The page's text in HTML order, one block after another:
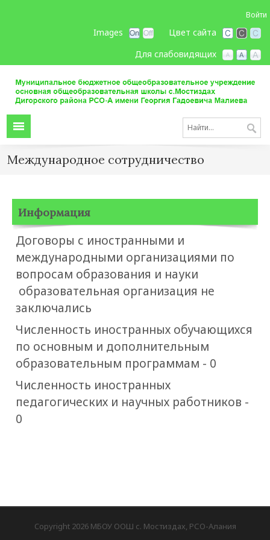
Войти
Цвет сайта
Images
Для слабовидящих
Международное сотрудничество
Информация
Договоры с иностранными и
международными организациями по
вопросам образования и науки
образовательная организация не
заключались
Численность иностранных обучающихся
по основным и дополнительным
образовательным программам - 0
Численность иностранных
педагогических и научных работников -
0
Copyright 2026 МБОУ ООШ с. Мостиздах, РСО-Алания